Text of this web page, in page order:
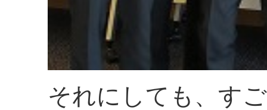
それにしても、す